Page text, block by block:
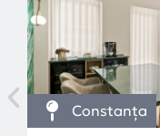
Constanța